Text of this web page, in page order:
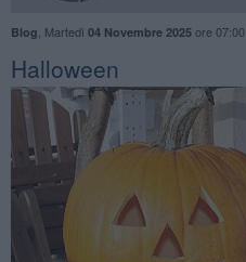
Blog Martedì 04 Novembre 2025ore 07:00
Halloween